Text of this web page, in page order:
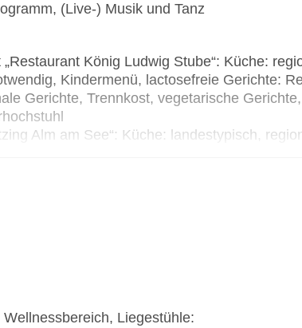
(Live-) Musik und Tanz
König Ludwig Stube“: Küche:
Kindermenü, lactosefreie Gerichte:
Gerichte, Trennkost, vegetarische
Alm am See“: Küche: landestypisch,
saisonabhängig; wetterabhängig, Mi.
Liegestühle: